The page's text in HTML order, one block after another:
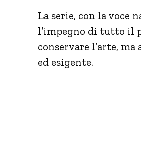
La serie, con la voce
l’impegno di tutto il
conservare l’arte,
ed esigente.